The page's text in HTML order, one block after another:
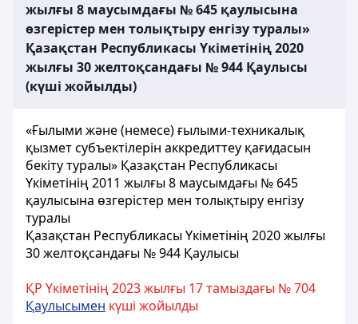
жылғы 8 маусымдағы № 645 қаулысына
өзгерістер мен толықтыру енгізу туралы»
Қазақстан Республикасы Үкіметінің 2020
жылғы 30 желтоқсандағы № 944 Қаулысы
(күші жойылды)
«Ғылыми және (немесе) ғылыми-техникалық
қызмет субъектілерін аккредиттеу қағидасын
бекіту туралы» Қазақстан Республикасы
Үкіметінің 2011 жылғы 8 маусымдағы № 645
қаулысына өзгерістер мен толықтыру енгізу
туралы
Қазақстан Республикасы Үкіметінің 2020 жылғы
30 желтоқсандағы № 944 Қаулысы
ҚР Үкіметінің 2023 жылғы 17 тамыздағы № 704
Қаулысымен күші жойылды